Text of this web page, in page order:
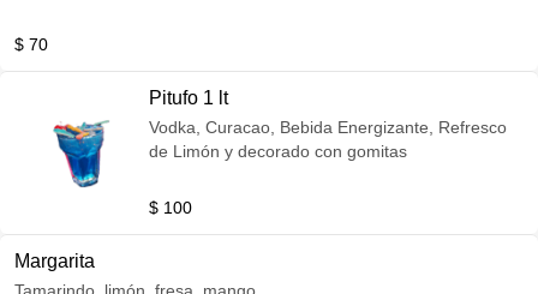
$ 70
Pitufo 1 lt
Vodka, Curacao, Bebida Energizante, Refresco
de Limón y decorado con gomitas
$ 100
Margarita